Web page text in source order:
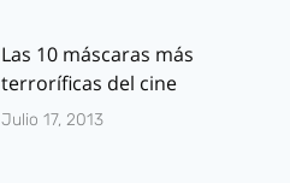
Las 10 máscaras más
terroríficas del cine
Julio 17, 2013